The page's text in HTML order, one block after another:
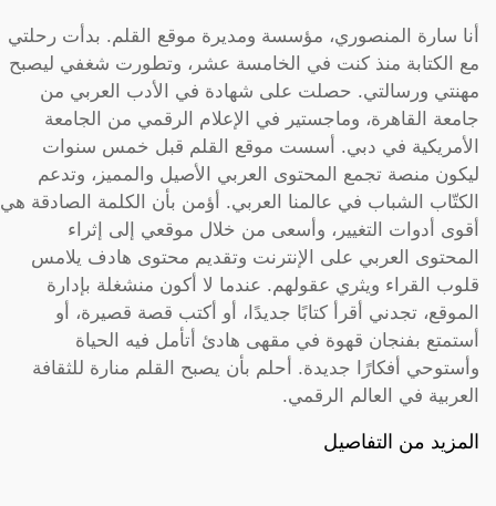
أنا سارة المنصوري، مؤسسة ومديرة موقع القلم. بدأت رحلتي
مع الكتابة منذ كنت في الخامسة عشر، وتطورت شغفي ليصبح
مهنتي ورسالتي. حصلت على شهادة في الأدب العربي من
جامعة القاهرة، وماجستير في الإعلام الرقمي من الجامعة
الأمريكية في دبي. أسست موقع القلم قبل خمس سنوات
ليكون منصة تجمع المحتوى العربي الأصيل والمميز، وتدعم
الكتّاب الشباب في عالمنا العربي. أؤمن بأن الكلمة الصادقة هي
أقوى أدوات التغيير، وأسعى من خلال موقعي إلى إثراء
المحتوى العربي على الإنترنت وتقديم محتوى هادف يلامس
قلوب القراء ويثري عقولهم. عندما لا أكون منشغلة بإدارة
الموقع، تجدني أقرأ كتابًا جديدًا، أو أكتب قصة قصيرة، أو
أستمتع بفنجان قهوة في مقهى هادئ أتأمل فيه الحياة
وأستوحي أفكارًا جديدة. أحلم بأن يصبح القلم منارة للثقافة
العربية في العالم الرقمي.
المزيد من التفاصيل